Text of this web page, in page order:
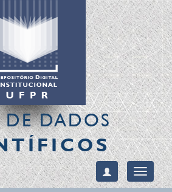
DE DADOS
Toggle